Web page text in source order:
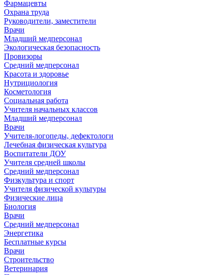
Фармацевты
Охрана труда
Руководители, заместители
Врачи
Младший медперсонал
Экологическая безопасность
Провизоры
Средний медперсонал
Красота и здоровье
Нутрициология
Косметология
Социальная работа
Учителя начальных классов
Младший медперсонал
Врачи
Учителя-логопеды, дефектологи
Лечебная физическая культура
Воспитатели ДОУ
Учителя средней школы
Средний медперсонал
Физкультура и спорт
Учителя физической культуры
Физические лица
Биология
Врачи
Средний медперсонал
Энергетика
Бесплатные курсы
Врачи
Строительство
Ветеринария